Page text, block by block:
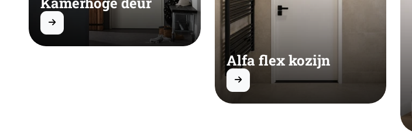
Alfa flex kozijn